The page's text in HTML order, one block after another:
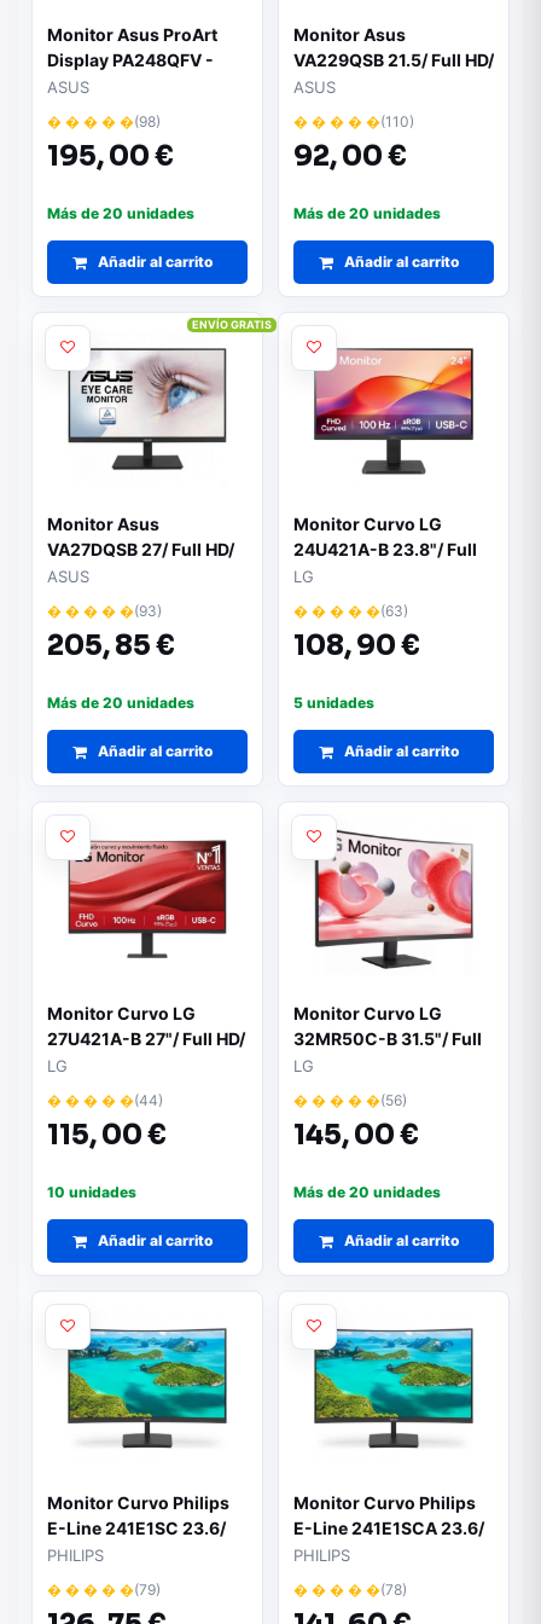
Monitor Asus ProArt
Display PA248QFV -
24.1" | WUXGA |
Multimedia | Negro y
Plata
ASUS
� � � � �(98)
195,00 €
Más de 20 unidades
Añadir al carrito
Monitor Asus
VA229QSB 21.5/ Full HD/
Multimedia/ Negro
ASUS
� � � � �(110)
92,00 €
Más de 20 unidades
Añadir al carrito
Monitor Asus
VA27DQSB 27/ Full HD/
Multimedia/ Negro
ASUS
� � � � �(93)
205,85 €
Más de 20 unidades
Añadir al carrito
ENVÍO GRATIS
Monitor Curvo LG
24U421A-B 23.8"/ Full
HD/ Negro
LG
� � � � �(63)
108,90 €
5 unidades
Añadir al carrito
Monitor Curvo LG
27U421A-B 27"/ Full HD/
Negro
LG
� � � � �(44)
115,00 €
10 unidades
Añadir al carrito
Monitor Curvo LG
32MR50C-B 31.5"/ Full
HD/ Multimedia/ Negro
LG
� � � � �(56)
145,00 €
Más de 20 unidades
Añadir al carrito
Monitor Curvo Philips
E-Line 241E1SC 23.6/
Full HD/ Negro
PHILIPS
� � � � �(79)
Monitor Curvo Philips
E-Line 241E1SCA 23.6/
Full HD/ Multimedia/
PHILIPS
� � � � �(78)